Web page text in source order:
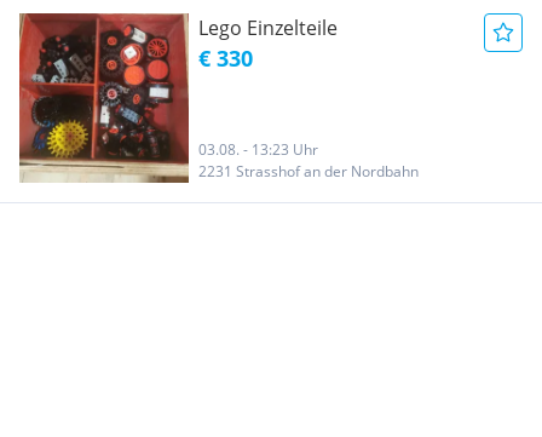
Lego Einzelteile
€ 330
03.08. - 13:23 Uhr
2231 Strasshof an der Nordbahn